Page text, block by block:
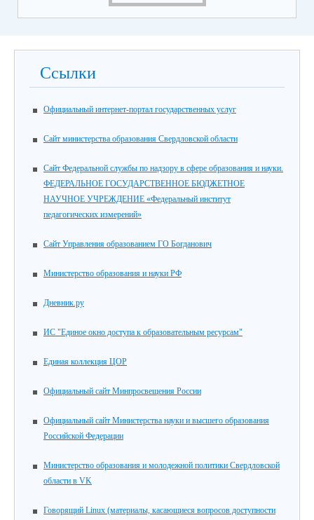
Ссылки
Официальный интернет-портал государственных услуг
Cайт министерства образования Свердловской области
Cайт Федеральной службы по надзору в сфере образования и науки.
ФЕДЕРАЛЬНОЕ ГОСУДАРСТВЕННОЕ БЮДЖЕТНОЕ
НАУЧНОЕ УЧРЕЖДЕНИЕ «Федеральный институт
педагогических измерений»
Сайт Управления образованием ГО Богданович
Министерство образования и науки РФ
Дневник.ру
ИС "Единое окно доступа к образовательным ресурсам"
Единая коллекция ЦОР
Официальный сайт Минпросвещения России
Официальный сайт Министерства науки и высшего образования
Российской Федерации
Министерство образования и молодежной политики Свердловской
области в VK
Говорящий Linux (материалы, касающиеся вопросов доступности